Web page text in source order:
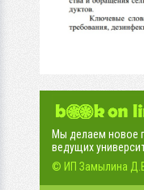
Мы делаем новое
ведущих
© ИП Замылина